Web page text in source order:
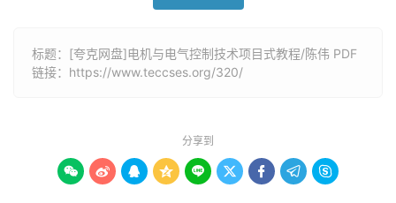
标题：[夸克网盘]电机与电气控制技术项目式教程/陈伟 PDF
链接： https://www.teccses.org/320/
分享到
        